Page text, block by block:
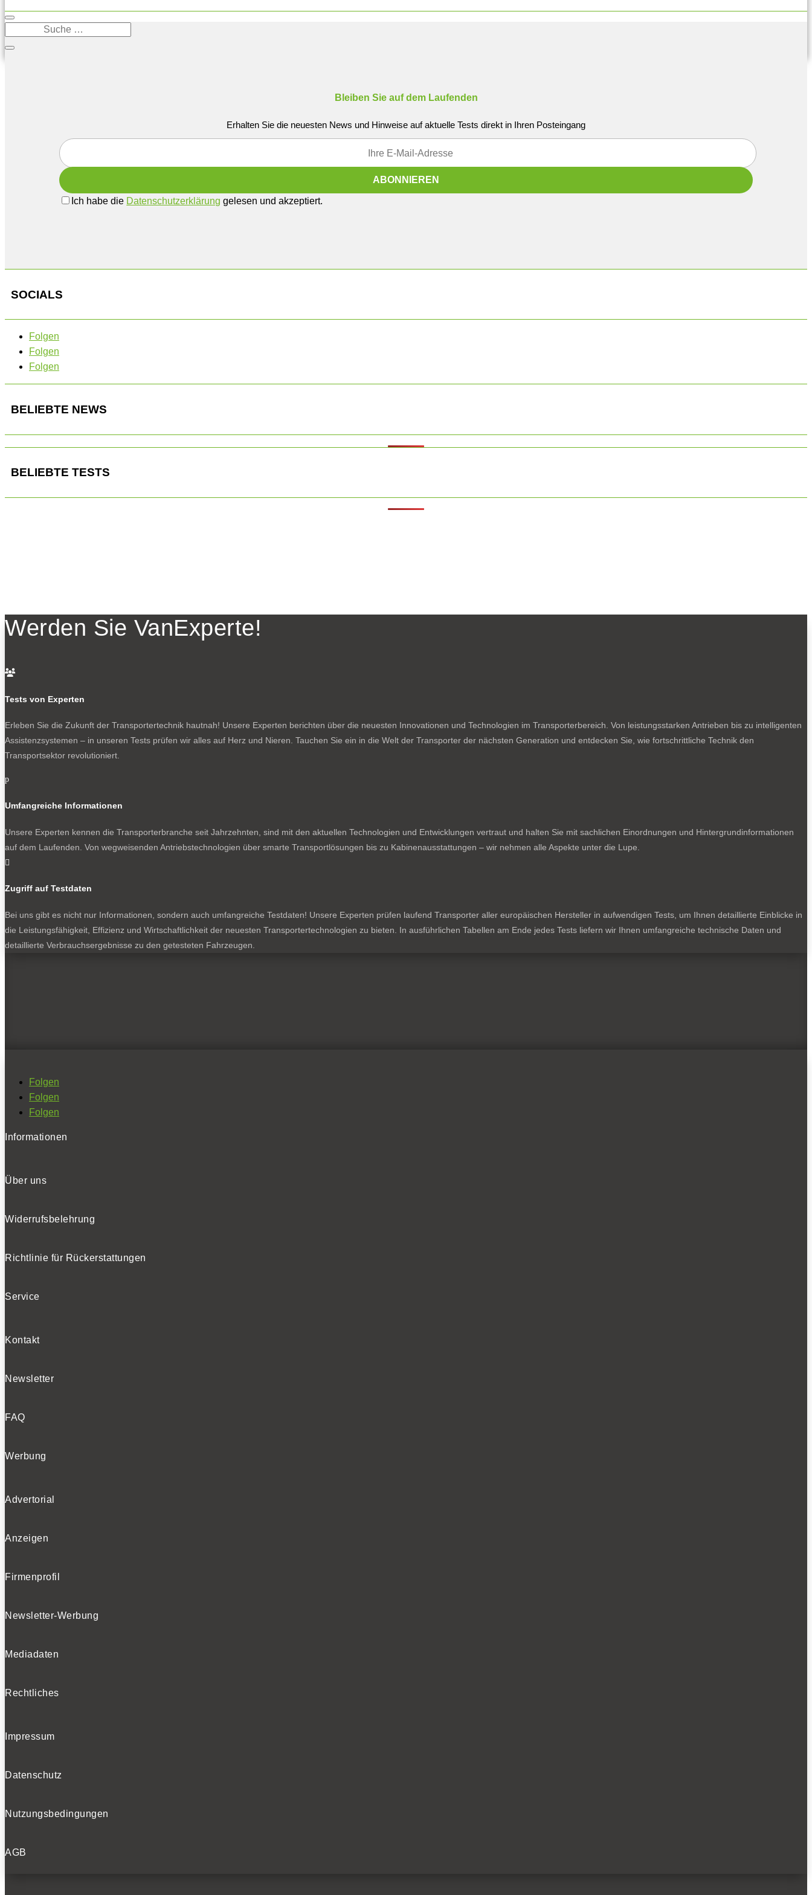
Bleiben Sie auf dem Laufenden
Erhalten Sie die neuesten News und Hinweise auf aktuelle Tests direkt in Ihren Posteingang
Ich habe die Datenschutzerklärung gelesen und akzeptiert.
SOCIALS
Folgen
Folgen
Folgen
BELIEBTE NEWS
BELIEBTE TESTS
Werden Sie VanExperte!

Tests von Experten
Erleben Sie die Zukunft der Transportertechnik hautnah! Unsere Experten berichten über die neuesten Innovationen und Technologien im Transporterbereich. Von leistungsstarken Antrieben bis zu intelligenten
Assistenzsystemen – in unseren Tests prüfen wir alles auf Herz und Nieren. Tauchen Sie ein in die Welt der Transporter der nächsten Generation und entdecken Sie, wie fortschrittliche Technik den
Transportsektor revolutioniert.
p
Umfangreiche Informationen
Unsere Experten kennen die Transporterbranche seit Jahrzehnten, sind mit den aktuellen Technologien und Entwicklungen vertraut und halten Sie mit sachlichen Einordnungen und Hintergrundinformationen
auf dem Laufenden. Von wegweisenden Antriebstechnologien über smarte Transportlösungen bis zu Kabinenausstattungen – wir nehmen alle Aspekte unter die Lupe.

Zugriff auf Testdaten
Bei uns gibt es nicht nur Informationen, sondern auch umfangreiche Testdaten! Unsere Experten prüfen laufend Transporter aller europäischen Hersteller in aufwendigen Tests, um Ihnen detaillierte Einblicke in
die Leistungsfähigkeit, Effizienz und Wirtschaftlichkeit der neuesten Transportertechnologien zu bieten. In ausführlichen Tabellen am Ende jedes Tests liefern wir Ihnen umfangreiche technische Daten und
detaillierte Verbrauchsergebnisse zu den getesteten Fahrzeugen.
Folgen
Folgen
Folgen
Informationen
Über uns
Widerrufsbelehrung
Richtlinie für Rückerstattungen
Service
Kontakt
Newsletter
FAQ
Werbung
Advertorial
Anzeigen
Firmenprofil
Newsletter-Werbung
Mediadaten
Rechtliches
Impressum
Datenschutz
Nutzungsbedingungen
AGB